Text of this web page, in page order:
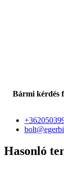
Bármi kérdés
Hasonló